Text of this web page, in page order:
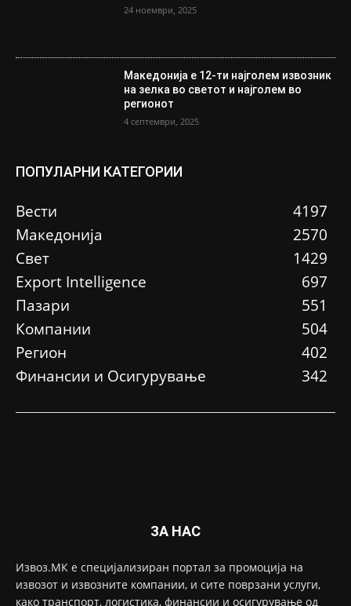
24 ноември, 2025
Македонија е 12-ти најголем извозник
на зелка во светот и најголем во
регионот
4 септември, 2025
ПОПУЛАРНИ КАТЕГОРИИ
Вести
4197
Македонија
2570
Свет
1429
Еxport Intelligence
697
Пазари
551
Компании
504
Регион
402
Финансии и Осигурување
342
ЗА НАС
Извоз.МК е специјализиран портал за промоција на
извозот и извозните компании, и сите поврзани услуги,
како транспорт, логистика, финансии и осигурување од